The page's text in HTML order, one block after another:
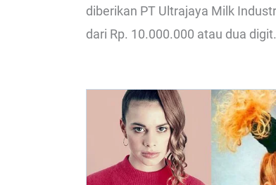
diberikan PT Ultrajaya Milk
dari Rp. 10.000.000 atau dua digit.